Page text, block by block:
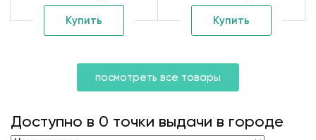
Купить Купить
посмотреть все товары
Доступно в 0 точки выдачи в городе